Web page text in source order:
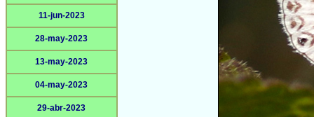
11-jun-2023
28-may-2023
13-may-2023
04-may-2023
29-abr-2023